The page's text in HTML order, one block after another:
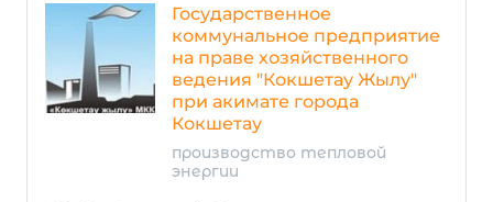
Государственное
коммунальное предприятие
на праве хозяйственного
ведения "Кокшетау Жылу"
при акимате города
Кокшетау
производство тепловой
энергии